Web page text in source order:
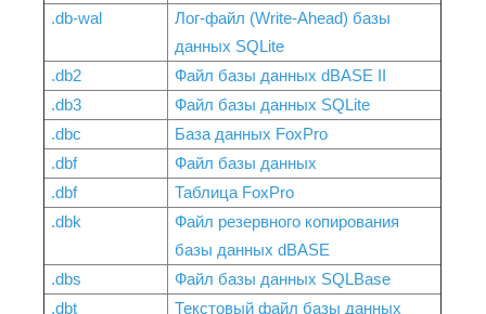
.db-wal
Лог-файл (Write-Ahead) базы
данных SQLite
.db2
Файл базы данных dBASE II
.db3
Файл базы данных SQLite
.dbc
База данных FoxPro
.dbf
Файл базы данных
.dbf
Таблица FoxPro
.dbk
Файл резервного копирования
базы данных dBASE
.dbs
Файл базы данных SQLBase
.dbt
Текстовый файл базы данных